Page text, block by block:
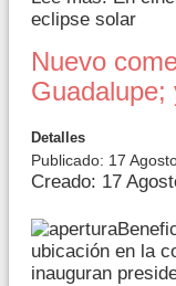
eclipse solar
Nuevo
Guadalupe;
Detalles
Publicado: 17
Creado: 17
ubicación en la
inauguran